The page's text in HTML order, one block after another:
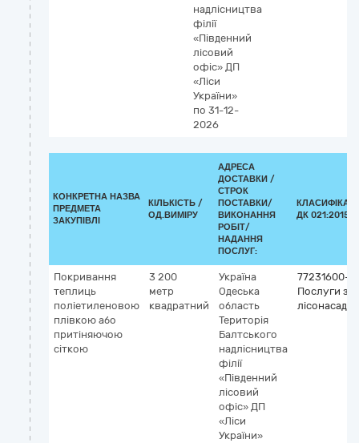
надлісництва
філії
«Південний
лісовий
офіс» ДП
«Ліси
України»
по 31-12-
2026
КОНКРЕТНА НАЗВА
ПРЕДМЕТА
ЗАКУПІВЛІ
КІЛЬКІСТЬ /
ОД.ВИМІРУ
АДРЕСА
ДОСТАВКИ /
СТРОК
ПОСТАВКИ/
ВИКОНАННЯ
РОБІТ/
НАДАННЯ
ПОСЛУГ:
ДК 021:2015
Покривання
теплиць
поліетиленовою
плівкою або
притіняючою
сіткою
3 200
метр
квадратний
Україна
Одеська
область
Територія
Балтського
надлісництва
філії
«Південний
лісовий
офіс» ДП
«Ліси
України»
77231600-4
Послуги з